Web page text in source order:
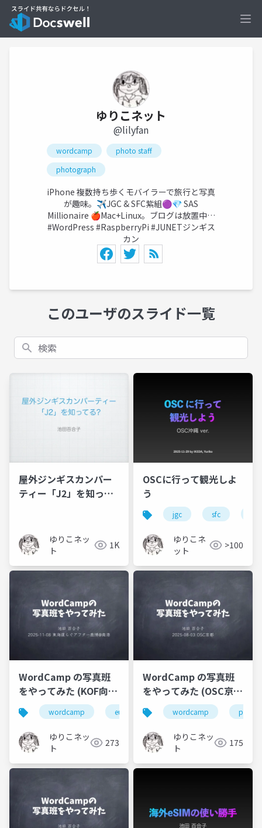
ゆりこネット
@lilyfan
wordcamp
photo staff
photograph
iPhone 複数持ち歩くモバイラーで旅行と写真
が趣味。✈️JGC & SFC紫組🟣💎 SAS
Millionaire 🍎Mac+Linux。ブログは放置中…
#WordPress #RaspberryPi #JUNETジンギス
カン
このユーザのスライド一覧
検索
屋外ジンギスカンパー
ティー「J2」を知って
ゆりこネッ
ト
1K
OSCに行って観光しよ
う
jgc sfc
ゆりこネ
ット
>100
WordCamp の写真班
をやってみた (KOF向
け)
wordcamp europe photo staff
ゆりこネッ
ト
273
WordCamp の写真班
をやってみた (OSC京都
向け)
wordcamp photo
ゆりこネッ
ト
175